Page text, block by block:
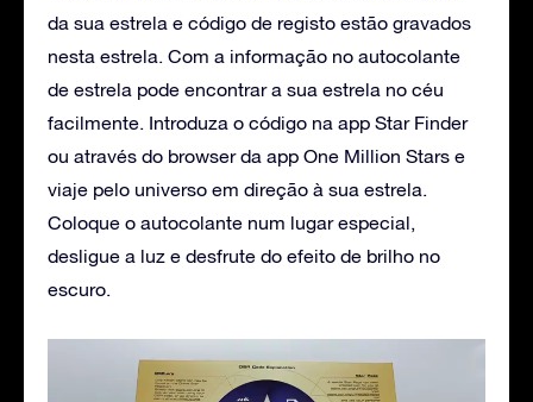
da sua estrela e código de registo estão gravados
nesta estrela. Com a informação no autocolante
de estrela pode encontrar a sua estrela no céu
facilmente. Introduza o código na app Star Finder
ou através do browser da app One Million Stars e
viaje pelo universo em direção à sua estrela.
Coloque o autocolante num lugar especial,
desligue a luz e desfrute do efeito de brilho no
escuro.